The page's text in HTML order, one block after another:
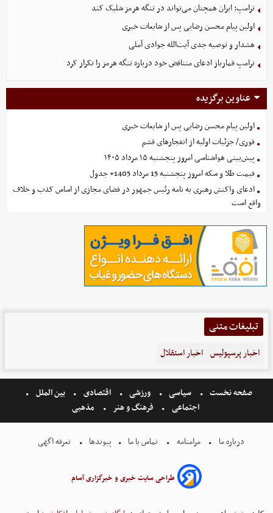
ترامپ: ایران همچنان می‌تواند در تنگه هرمز شلیک کند
اولین پیام محسن رضایی پس از شایعات خبری
هشدار و توصیه جدی آیت‌الله جوادی آملی
ترامپ قمارباز ادعای متناقض خود درباره تنگه هرمز را تکرار کرد
عناوین برگزیده
اولین پیام محسن رضایی پس از شایعات خبری
فوری/ جزئیات اولیه از انفجارهای قشم
پیش‌بینی هواشناسی امروز پنجشنبه ۱۵ مرداد ۱۴۰۵
قیمت طلا و سکه امروز پنجشنبه 15 مرداد 1405+ جدول
ادعای واکنش رهبری به نامه رئیس جمهور در فضای مجازی از اساس کذب و خلاف
واقع است
تبلیغات متنی
اخبار پرسپولیس اخبار استقلال
صفحه نخست سیاسی ورزشی اقتصادی
بین الملل
اجتماعی
فرهنگ و هنر مذهبی
درباره ما مرامنامه تماس با ما پیوندها تعرفه اگهی
طراحی سایت خبری و خبرگزاری آسام